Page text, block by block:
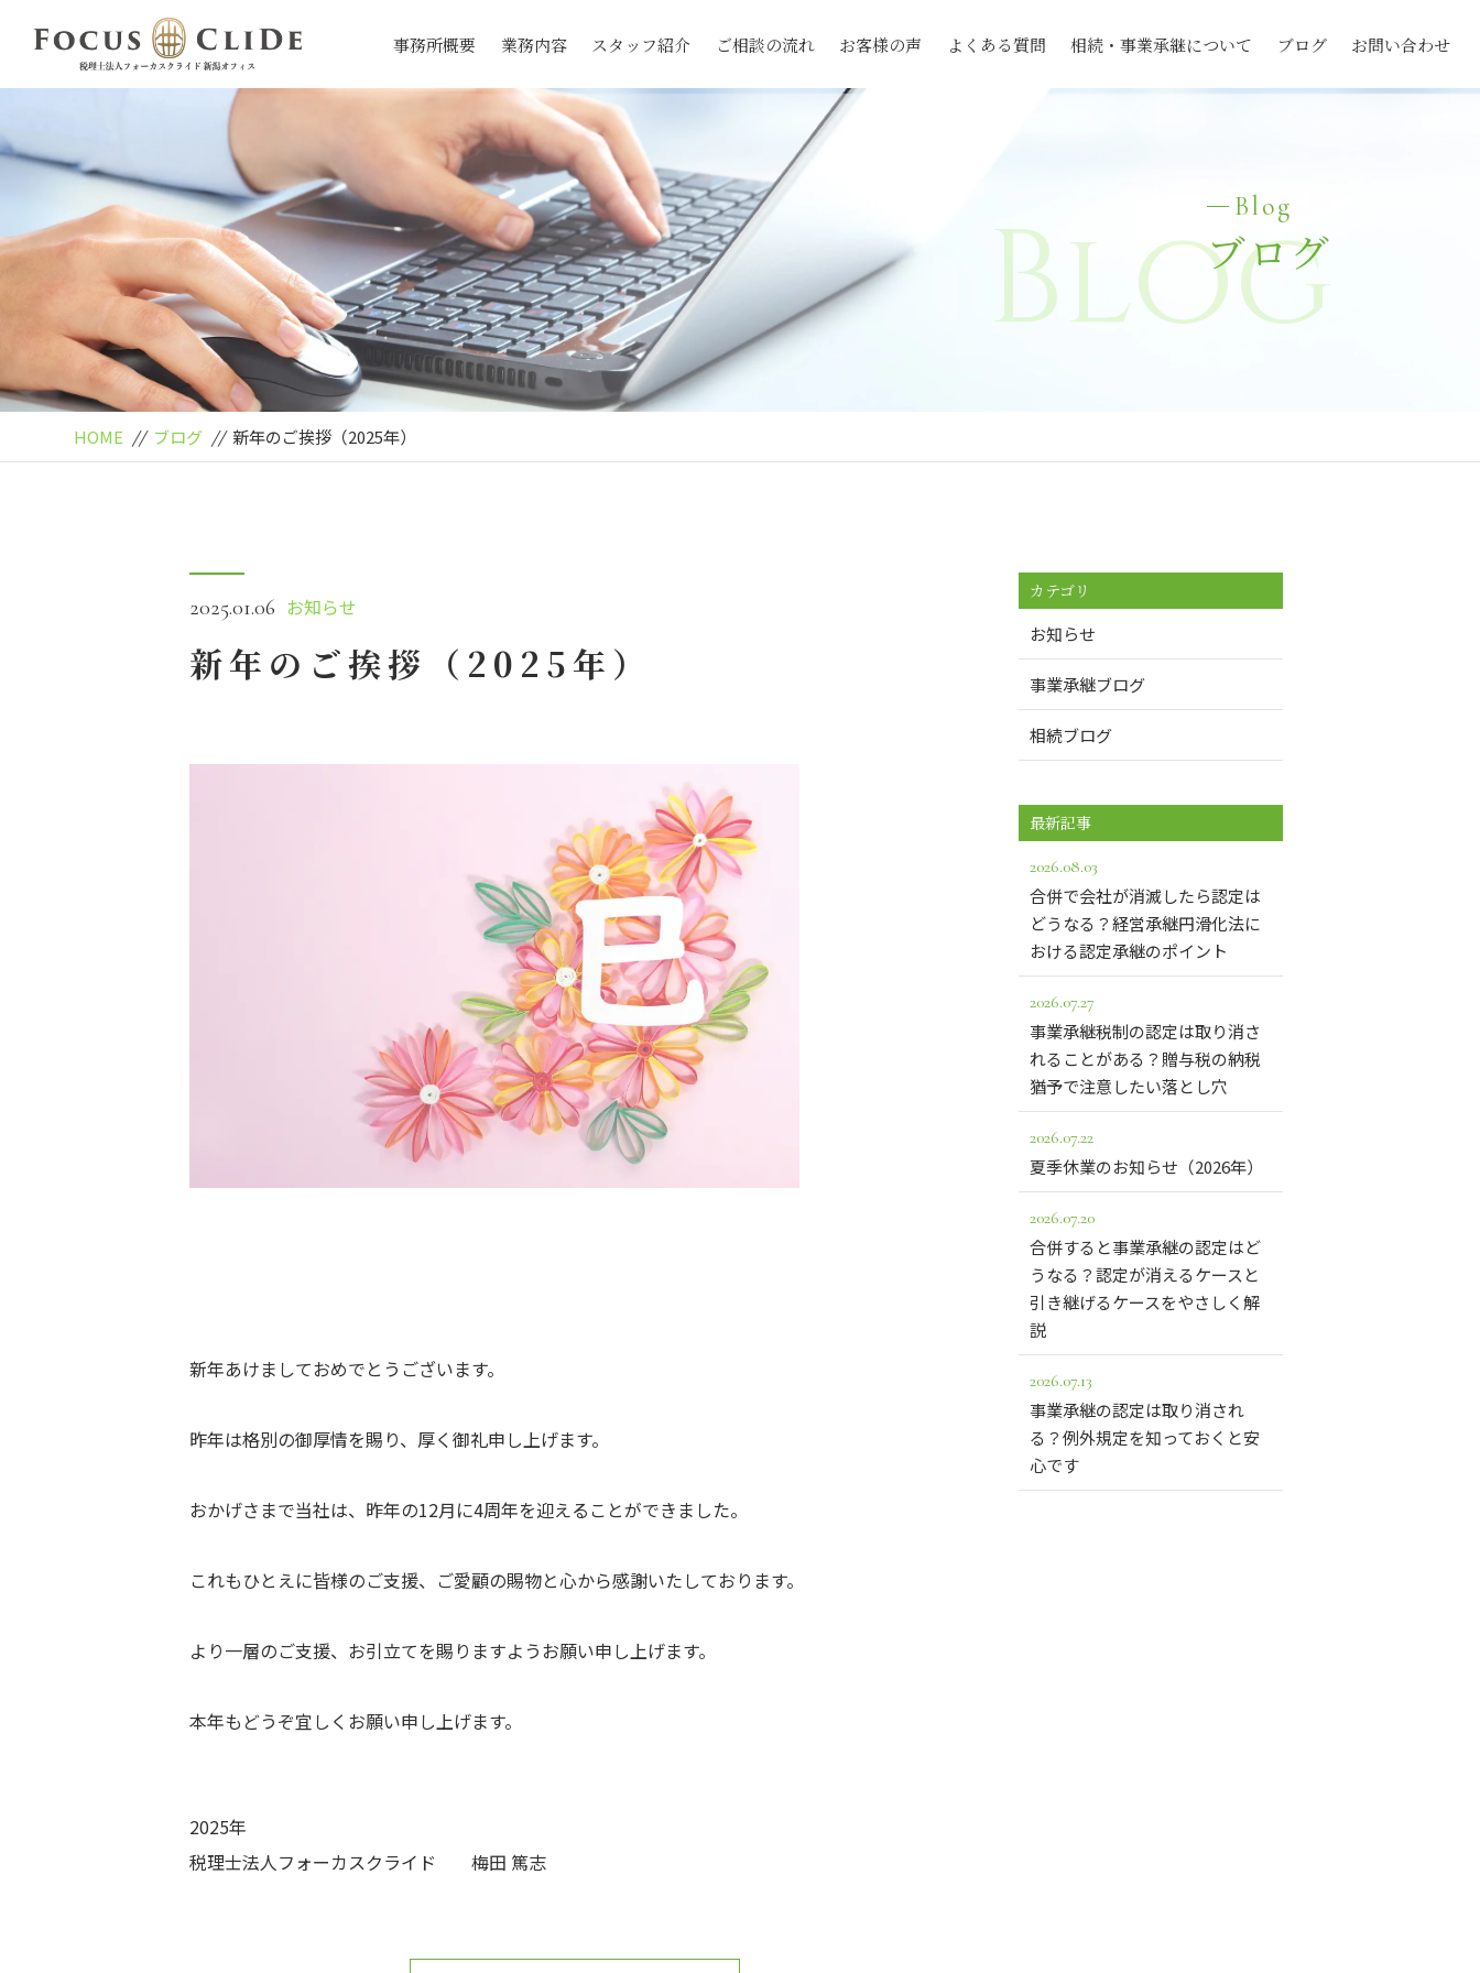
事務所概要 業務内容 スタッフ紹介 ご相談の流れ お客様の声 よくある質問 相続・事業承継について ブログ お問い合わせ
Blog
ブログ
Blog
HOME // ブログ // 新年のご挨拶（2025年）
2025.01.06 お知らせ
新年のご挨拶（2025年）
新年あけましておめでとうございます。
昨年は格別の御厚情を賜り、厚く御礼申し上げます。
おかげさまで当社は、昨年の12月に4周年を迎えることができました。
これもひとえに皆様のご支援、ご愛顧の賜物と心から感謝いたしております。
より一層のご支援、お引立てを賜りますようお願い申し上げます。
本年もどうぞ宜しくお願い申し上げます。
2025年
税理士法人フォーカスクライド 梅田 篤志
カテゴリ
お知らせ
事業承継ブログ
相続ブログ
最新記事
2026.08.03
合併で会社が消滅したら認定は
どうなる？経営承継円滑化法に
おける認定承継のポイント
2026.07.27
事業承継税制の認定は取り消さ
れることがある？贈与税の納税
猶予で注意したい落とし穴
2026.07.22
夏季休業のお知らせ（2026年）
2026.07.20
合併すると事業承継の認定はど
うなる？認定が消えるケースと
引き継げるケースをやさしく解
説
2026.07.13
事業承継の認定は取り消され
る？例外規定を知っておくと安
心です